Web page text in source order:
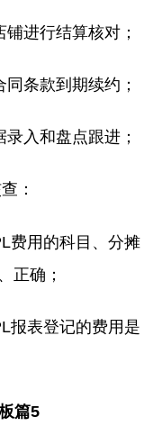
进行结算核对；
条款到期续约；
入和盘点跟进；
：
费用的科目、分摊
正确；
报表登记的费用是
篇5